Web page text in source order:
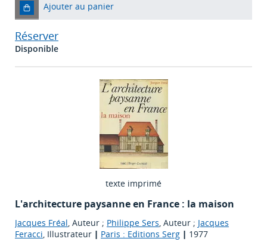
Ajouter au panier
Réserver
Disponible
texte imprimé
L'architecture paysanne en France : la maison
Jacques Fréal, Auteur ; Philippe Sers, Auteur ; Jacques
Feracci, Illustrateur | Paris : Editions Serg | 1977